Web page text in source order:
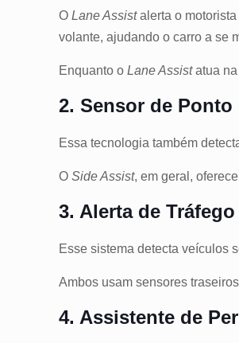
OLane Assistalerta o motorista
volante, ajudando o carro a se
Enquanto oLane Assistatua na
2. Sensor de Ponto
Essa tecnologia também
OSide Assist, em geral,
3. Alerta de
Esse sistema detecta veículos
Ambos usam sensores
4. Assistente de